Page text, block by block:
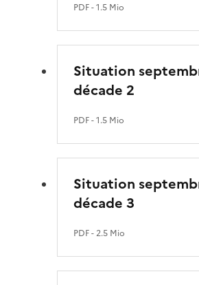
PDF- 1.5 Mio
Situation
décade 2
PDF- 1.5 Mio
Situation
décade 3
PDF- 2.5 Mio